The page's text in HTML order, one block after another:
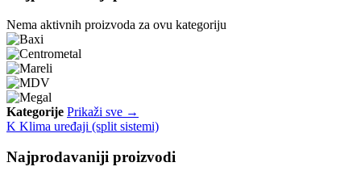
Nema aktivnih proizvoda za ovu kategoriju
Kategorije Prikaži sve →
K Klima uređaji (split sistemi)
Najprodavaniji proizvodi